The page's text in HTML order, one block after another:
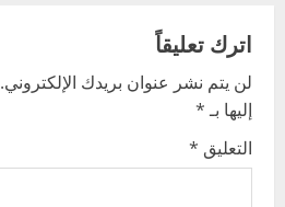
a
v
i
g
اترك تعليقاً
لن يتم نشر عنوان بريدك الإلكتروني.
إليها بـ*
التعليق *